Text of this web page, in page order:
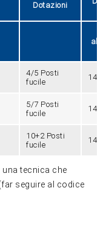
Dotazioni
alt.
4/5 Posti
fucile
140
5/7 Posti
fucile
145
10+2 Posti
fucile
145
tecnica che
seguire al codice